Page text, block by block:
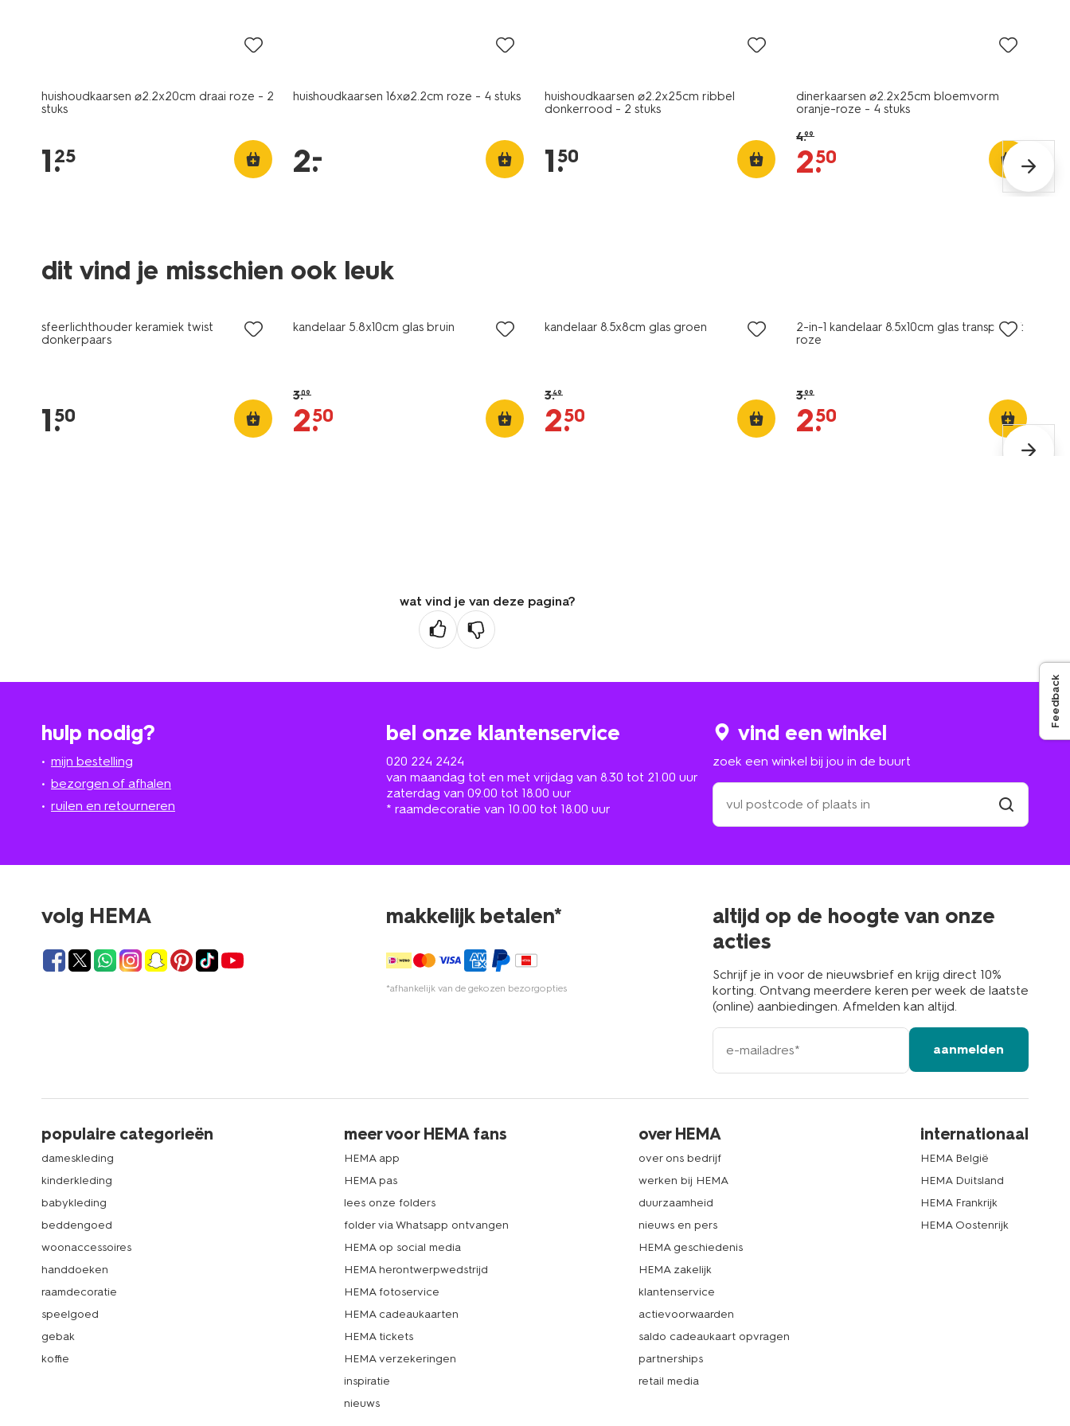
huishoudkaarsen ⌀2.2x20cm draai roze - 2
stuks
1.
25
huishoudkaarsen 16x⌀2.2cm roze - 4 stuks
2.
–
huishoudkaarsen ⌀2.2x25cm ribbel
donkerrood - 2 stuks
1.
50
dinerkaarsen ⌀2.2x25cm bloemvorm
oranje-roze - 4 stuks
4.99
2.
50
dit vind je misschien ook leuk
sfeerlichthouder keramiek twist
donkerpaars
1.
50
kandelaar 5.8x10cm glas bruin
3.09
2.
50
kandelaar 8.5x8cm glas groen
3.49
2.
50
2-in-1 kandelaar 8.5x10cm glas transparant
roze
3.99
2.
50
wat vind je van deze pagina?
hulp nodig?
mijn bestelling
bezorgen of afhalen
ruilen en retourneren
bel onze klantenservice
020 224 2424
van maandag tot en met vrijdag van 8.30 tot 21.00 uur
zaterdag van 09.00 tot 18.00 uur
* raamdecoratie van 10.00 tot 18.00 uur
vind een winkel
zoek een winkel bij jou in de buurt
zoek
een
winkel
in
volg HEMA makkelijk betalen*
*afhankelijk van de gekozen bezorgopties
altijd op de hoogte van onze
acties
Schrijf je in voor de nieuwsbrief en krijg direct 10%
korting. Ontvang meerdere keren per week de laatste
(online) aanbiedingen. Afmelden kan altijd.
e-
mailadres
aanmelden
populaire categorieën
dameskleding
kinderkleding
babykleding
beddengoed
woonaccessoires
handdoeken
raamdecoratie
speelgoed
gebak
koffie
meer voor HEMA fans
HEMA app
HEMA pas
lees onze folders
folder via Whatsapp ontvangen
HEMA op social media
HEMA herontwerpwedstrijd
HEMA fotoservice
HEMA cadeaukaarten
HEMA tickets
HEMA verzekeringen
inspiratie
nieuws
over HEMA
over ons bedrijf
werken bij HEMA
duurzaamheid
nieuws en pers
HEMA geschiedenis
HEMA zakelijk
klantenservice
actievoorwaarden
saldo cadeaukaart opvragen
partnerships
retail media
internationaal
HEMA België
HEMA Duitsland
HEMA Frankrijk
HEMA Oostenrijk
Feedback